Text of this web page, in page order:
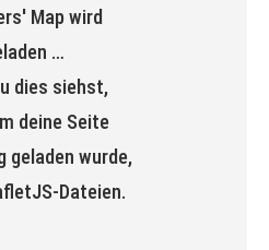
Map wird
…
dies siehst,
deine Seite
geladen wurde,
Dateien.